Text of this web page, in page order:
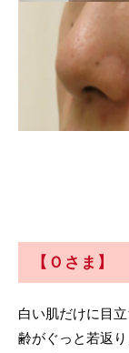
【Ｏさま】
白い肌だけに目
齢がぐっと若返